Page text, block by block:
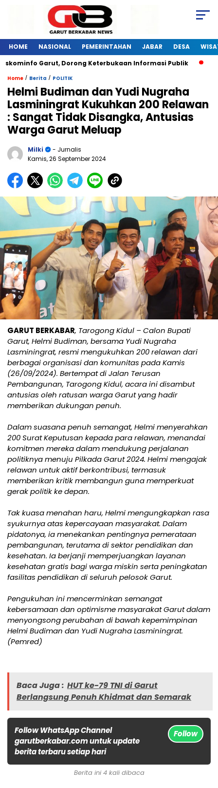
HOME NASIONAL PEMERINTAHAN JABAR DESA
Garut, Dorong Keterbukaan Informasi Publik
Home / Berita / POLITIK
Helmi Budiman dan Yudi Nugraha
Lasminingrat Kukuhkan 200 Relawan
: Sangat Tidak Disangka, Antusias
Warga Garut Meluap
Milki
- Jurnalis
Kamis, 26 September 2024
GARUT BERKABAR, Tarogong Kidul – Calon Bupati
Garut, Helmi Budiman, bersama Yudi Nugraha
Lasminingrat, resmi mengukuhkan 200 relawan dari
berbagai organisasi dan komunitas pada Kamis
(26/09/2024). Bertempat di Jalan Terusan
Pembangunan, Tarogong Kidul, acara ini disambut
antusias oleh ratusan warga Garut yang hadir
memberikan dukungan penuh.
Dalam suasana penuh semangat, Helmi menyerahkan
200 Surat Keputusan kepada para relawan, menandai
komitmen mereka dalam mendukung perjalanan
politiknya menuju Pilkada Garut 2024. Helmi mengajak
relawan untuk aktif berkontribusi, termasuk
memberikan kritik membangun guna memperkuat
gerak politik ke depan.
Tak kuasa menahan haru, Helmi mengungkapkan rasa
syukurnya atas kepercayaan masyarakat. Dalam
pidatonya, ia menekankan pentingnya pemerataan
pembangunan, terutama di sektor pendidikan dan
kesehatan. Ia berjanji memperjuangkan layanan
kesehatan gratis bagi warga miskin serta peningkatan
fasilitas pendidikan di seluruh pelosok Garut.
Pengukuhan ini mencerminkan semangat
kebersamaan dan optimisme masyarakat Garut dalam
menyongsong perubahan di bawah kepemimpinan
Helmi Budiman dan Yudi Nugraha Lasminingrat.
(Pemred)
Baca Juga : HUT ke-79 TNI di Garut
Berlangsung Penuh Khidmat dan Semarak
Follow WhatsApp Channel
garutberkabar.com untuk update
berita terbaru setiap hari
Follow
Berita ini 4 kali dibaca